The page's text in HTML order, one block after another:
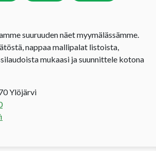
suuruuden näet myymälässämme.
nappaa mallipalat listoista,
mukaasi ja suunnittele kotona
Ylöjärvi